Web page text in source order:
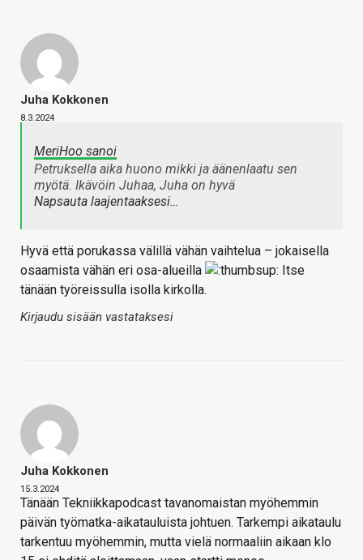
Juha Kokkonen
8.3.2024
MeriHoo sanoi
Petruksella aika huono mikki ja äänenlaatu sen
myötä. Ikävöin Juhaa, Juha on hyvä
Napsauta laajentaaksesi…
Hyvä että porukassa välillä vähän vaihtelua – jokaisella
osaamista vähän eri osa-alueilla
Itse
tänään työreissulla isolla kirkolla.
Kirjaudu sisään vastataksesi
Juha Kokkonen
15.3.2024
Tänään Tekniikkapodcast tavanomaistan myöhemmin
päivän työmatka-aikatauluista johtuen. Tarkempi aikataulu
tarkentuu myöhemmin, mutta vielä normaaliin aikaan klo